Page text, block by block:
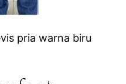
pria warna biru